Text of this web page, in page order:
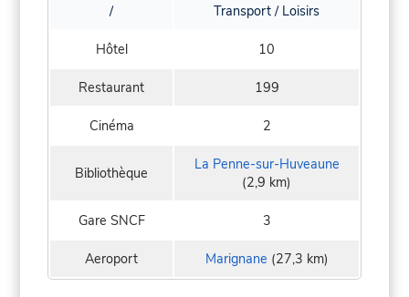
/ Transport / Loisirs
Hôtel 10
Restaurant 199
Cinéma 2
Bibliothèque
La Penne-sur-Huveaune
(2,9 km)
Gare SNCF 3
Aeroport Marignane (27,3 km)